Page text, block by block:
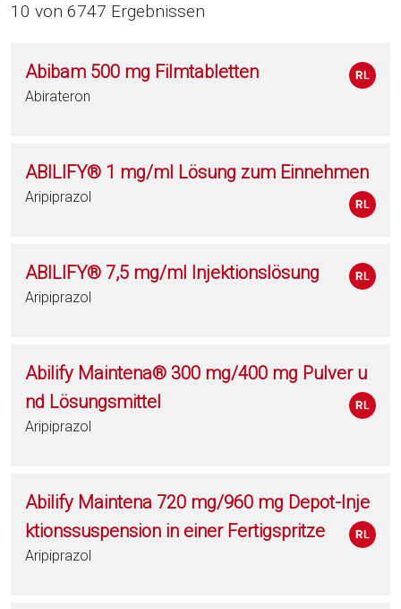
10 von 6747 Ergebnissen
Abibam 500 mg Filmtabletten
Abirateron
ABILIFY® 1 mg/ml Lösung zum Einnehmen
Aripiprazol
ABILIFY® 7,5 mg/ml Injektionslösung
Aripiprazol
Abilify Maintena® 300 mg/400 mg Pulver u
nd Lösungsmittel
Aripiprazol
Abilify Maintena 720 mg/960 mg Depot-Inje
ktionssuspension in einer Fertigspritze
Aripiprazol